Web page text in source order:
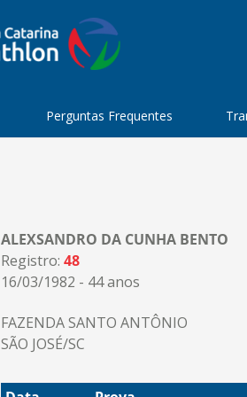
Perguntas Frequentes
ALEXSANDRO DA CUNHA BENTO
Registro: 48
16/03/1982 - 44 anos
FAZENDA SANTO ANTÔNIO
SÃO JOSÉ/SC